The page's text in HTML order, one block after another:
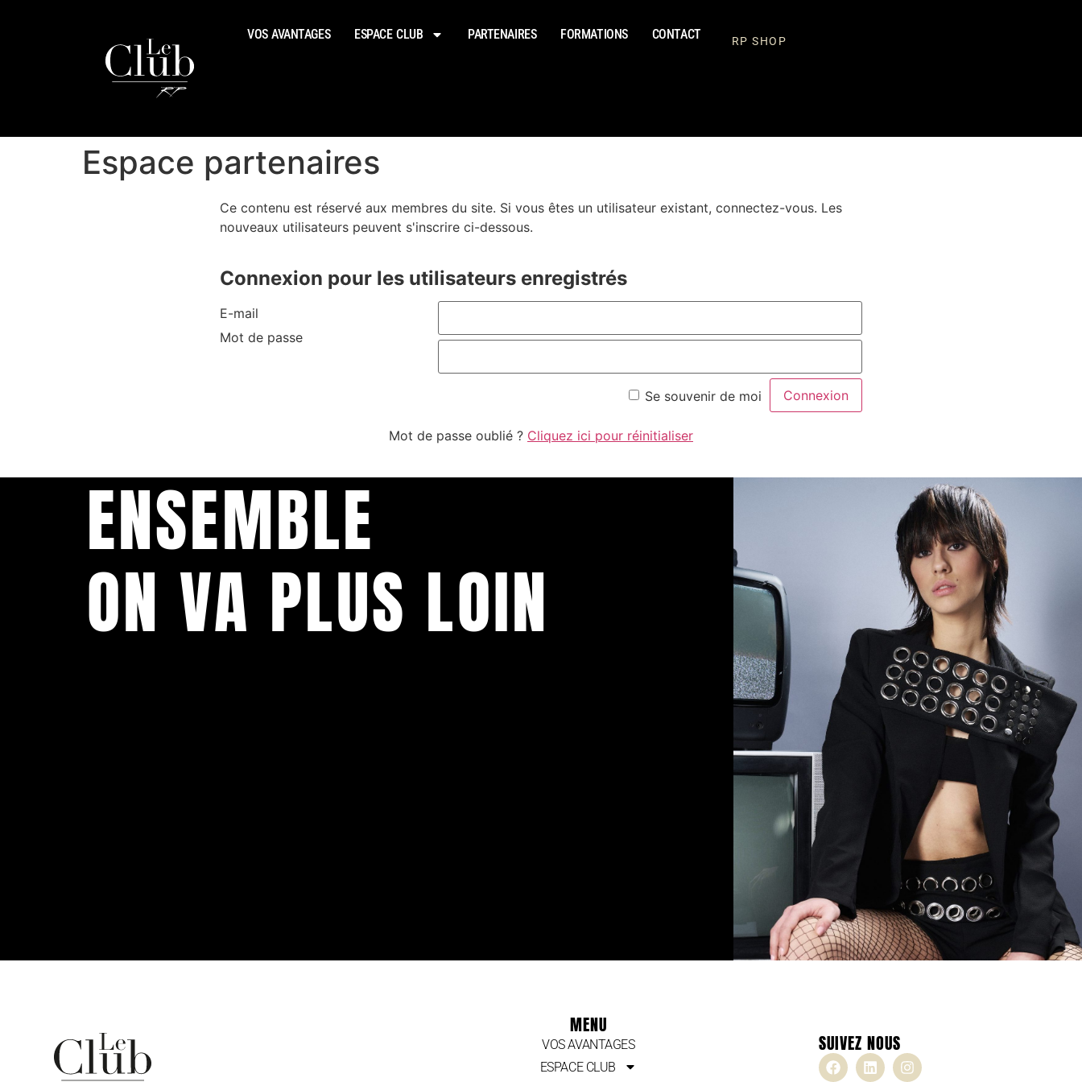
VOS AVANTAGES ESPACE CLUB PARTENAIRES FORMATIONS CONTACT RP SHOP
Espace partenaires
Ce contenu est réservé aux membres du site. Si vous êtes un utilisateur existant, connectez-vous. Les
nouveaux utilisateurs peuvent s'inscrire ci-dessous.
Connexion pour les utilisateurs enregistrés
E-mail
Mot de passe
Se souvenir de moi
Mot de passe oublié ? Cliquez ici pour réinitialiser
ENSEMBLE
ON VA PLUS LOIN
MENU
VOS AVANTAGES
ESPACE CLUB
SUIVEZ NOUS